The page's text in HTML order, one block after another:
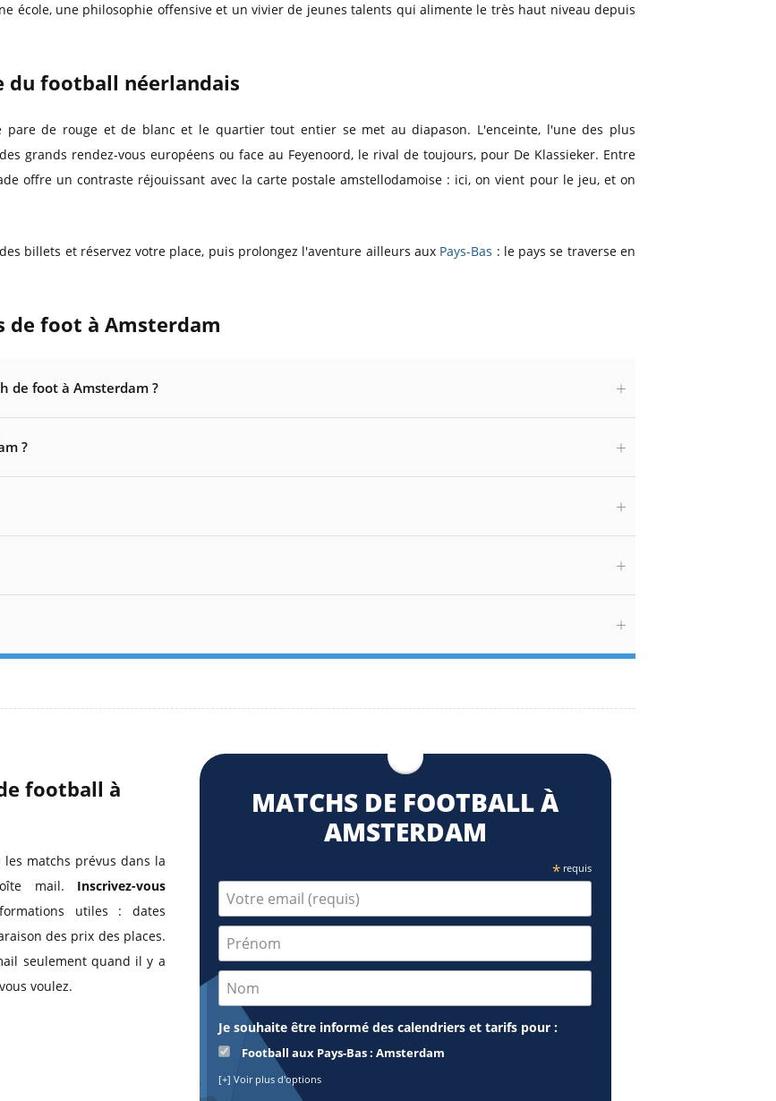
école, une philosophie offensive et un vivier de jeunes talents qui alimente le très haut niveau depuis
du football néerlandais
pare de rouge et de blanc et le quartier tout entier se met au diapason. L'enceinte, l'une des plus
grands rendez-vous européens ou face au Feyenoord, le rival de toujours, pour De Klassieker. Entre
offre un contraste réjouissant avec la carte postale amstellodamoise : ici, on vient pour le jeu, et on
billets et réservez votre place, puis prolongez l'aventure ailleurs aux Pays-Bas : le pays se traverse en
de foot à Amsterdam
de foot à Amsterdam ?
?
football à
les matchs prévus dans la
mail. Inscrivez-vous
utiles : dates
des prix des places.
seulement quand il y a
voulez.
MATCHS DE FOOTBALL À
AMSTERDAM
* requis
Je souhaite être informé des calendriers et tarifs pour :
Football aux Pays-Bas : Amsterdam
[+] Voir plus d'options